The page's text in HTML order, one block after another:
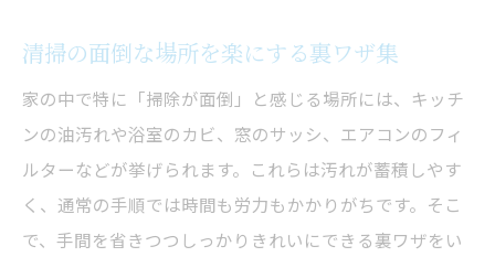
清掃の面倒な場所を楽にする裏ワザ集
家の中で特に「掃除が面倒」と感じる場所には、キッチ
ンの油汚れや浴室のカビ、窓のサッシ、エアコンのフィ
ルターなどが挙げられます。これらは汚れが蓄積しやす
く、通常の手順では時間も労力もかかりがちです。そこ
で、手間を省きつつしっかりきれいにできる裏ワザをい